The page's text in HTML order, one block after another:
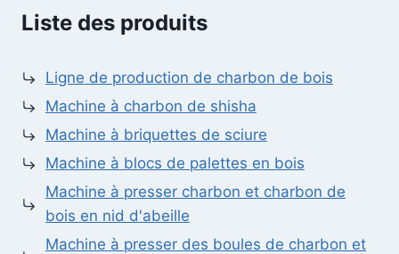
Liste des produits
Ligne de production de charbon de bois
Machine à charbon de shisha
Machine à briquettes de sciure
Machine à blocs de palettes en bois
Machine à presser charbon et charbon de
bois en nid d'abeille
Machine à presser des boules de charbon et